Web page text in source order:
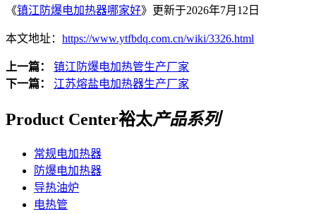
《镇江防爆电加热器哪家好》更新于2026年7月12日
本文地址： https://www.ytfbdq.com.cn/wiki/3326.html
上一篇：
镇江防爆电加热管生产厂家
下一篇：
江苏熔盐电加热器生产厂家
Product Center裕太产品系列
常规电加热器
防爆电加热器
导热油炉
电热管